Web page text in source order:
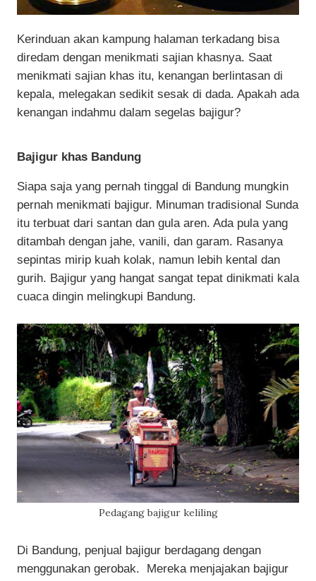
Kerinduan akan kampung halaman terkadang bisa
diredam dengan menikmati sajian khasnya. Saat
menikmati sajian khas itu, kenangan berlintasan di
kepala, melegakan sedikit sesak di dada. Apakah ada
kenangan indahmu dalam segelas bajigur?
Bajigur khas Bandung
Siapa saja yang pernah tinggal di Bandung mungkin
pernah menikmati bajigur. Minuman tradisional Sunda
itu terbuat dari santan dan gula aren. Ada pula yang
ditambah dengan jahe, vanili, dan garam. Rasanya
sepintas mirip kuah kolak, namun lebih kental dan
gurih. Bajigur yang hangat sangat tepat dinikmati kala
cuaca dingin melingkupi Bandung.
Pedagang bajigur keliling
Di Bandung, penjual bajigur berdagang dengan
menggunakan gerobak. Mereka menjajakan bajigur